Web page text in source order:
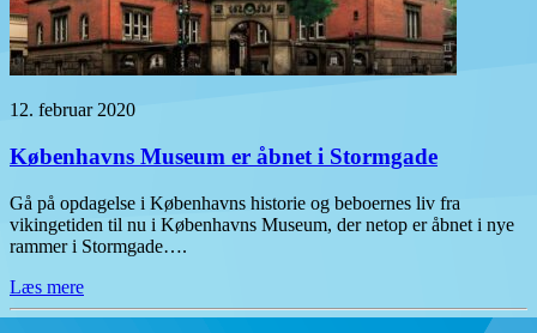
12. februar 2020
Københavns Museum er åbnet i Stormgade
Gå på opdagelse i Københavns historie og beboernes liv fra
vikingetiden til nu i Københavns Museum, der netop er åbnet i nye
rammer i Stormgade….
Læs mere